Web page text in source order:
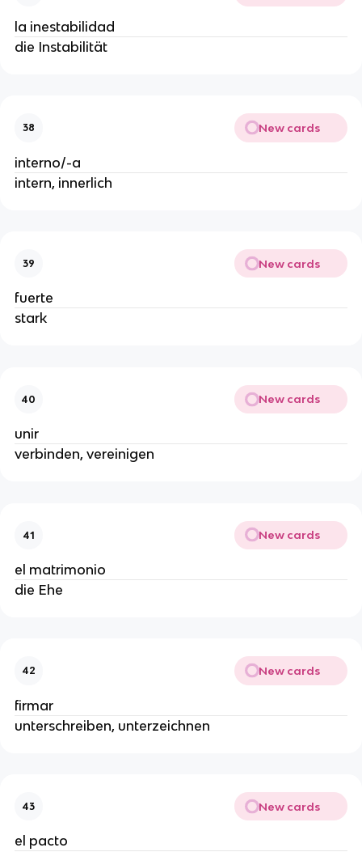
la inestabilidad
die Instabilität
38 New cards
interno/-a
intern, innerlich
39 New cards
fuerte
stark
40 New cards
unir
verbinden, vereinigen
41 New cards
el matrimonio
die Ehe
42 New cards
firmar
unterschreiben, unterzeichnen
43 New cards
el pacto